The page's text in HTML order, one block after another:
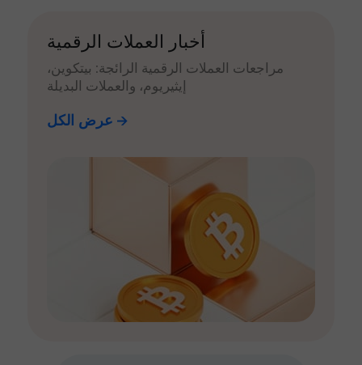
أخبار العملات الرقمية
مراجعات العملات الرقمية الرائجة: بيتكوين،
إيثيريوم، والعملات البديلة
عرض الكل